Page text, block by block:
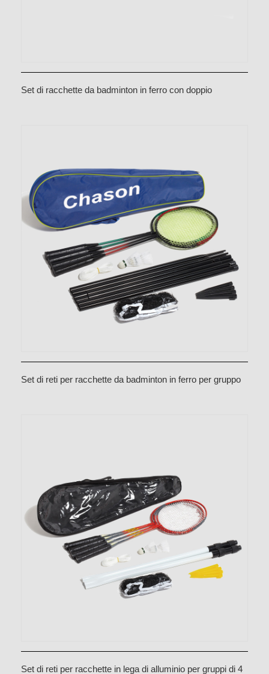
Set di racchette da badminton in ferro con doppio
Set di reti per racchette da badminton in ferro per gruppo
Set di reti per racchette in lega di alluminio per gruppi di 4